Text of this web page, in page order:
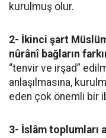
kurulmuş olur.
2- İkinci şart
nûrânî bağların
“tenvir ve irşad”
anlaşılmasına,
eden çok önemli bir
3- İslâm toplumları